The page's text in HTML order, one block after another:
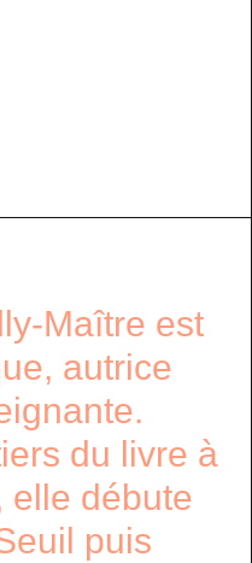
Maître est
autrice
du livre à
elle débute
puis